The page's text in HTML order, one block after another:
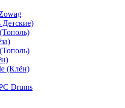
Детские)
(Клён)
Drums